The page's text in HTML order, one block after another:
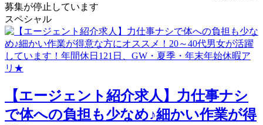
募集が停止しています
スペシャル
【エージェント紹介求人】力仕事ナシ
で体への負担も少なめ♪細かい作業が得